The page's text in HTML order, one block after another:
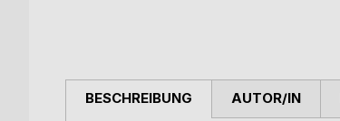
BESCHREIBUNG AUTOR/IN